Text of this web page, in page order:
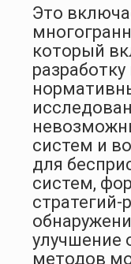
Это
который
систем и
для
систем,
стратегий-
улучшение
методов